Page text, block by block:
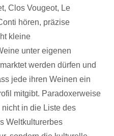
Clos Vougeot, Le
hören, präzise
kleine
unter eigenen
werden dürfen und
jede ihren Weinen ein
mitgibt. Paradoxerweise
in die Liste des
Weltkulturerbes